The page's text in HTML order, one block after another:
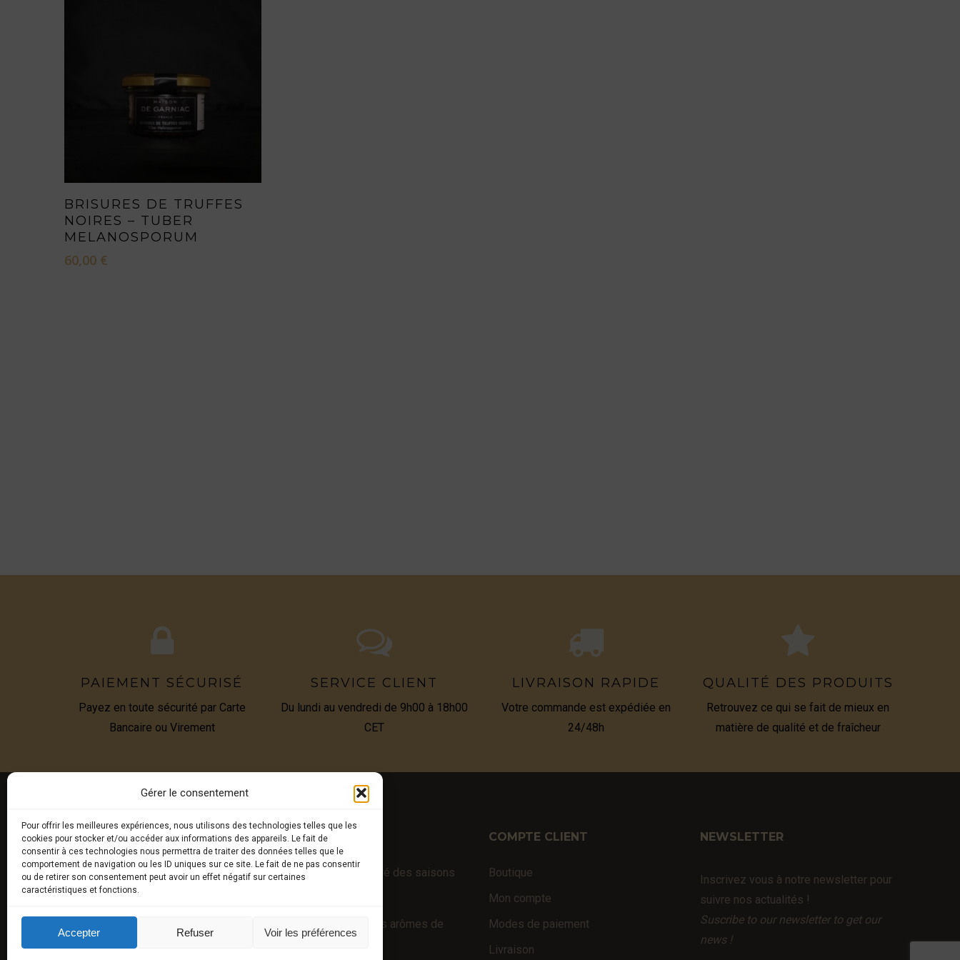
Gérer le consentement
Pour offrir les meilleures expériences, nous utilisons des technologies telles que les
cookies pour stocker et/ou accéder aux informations des appareils. Le fait de
consentir à ces technologies nous permettra de traiter des données telles que le
comportement de navigation ou les ID uniques sur ce site. Le fait de ne pas consentir
ou de retirer son consentement peut avoir un effet négatif sur certaines
caractéristiques et fonctions.
Accepter Refuser Voir les préférences
AJOUTER AU PANIER
BRISURES DE TRUFFES
NOIRES – TUBER
MELANOSPORUM
60,00 €
PAIEMENT SÉCURISÉ
Payez en toute sécurité par Carte
Bancaire ou Virement
SERVICE CLIENT
Du lundi au vendredi de 9h00 à 18h00
CET
LIVRAISON RAPIDE
Votre commande est expédiée en
24/48h
QUALITÉ DES PRODUITS
Retrouvez ce qui se fait de mieux en
matière de qualité et de fraîcheur
E-BOUTIQUE
Truffes fraîches au gré des saisons
Produits truffés (sans arômes de
COMPTE CLIENT
Boutique
Mon compte
Modes de paiement
Livraison
NEWSLETTER
Inscrivez vous à notre newsletter pour
suivre nos actualités !
Suscribe to our newsletter to get our
news !